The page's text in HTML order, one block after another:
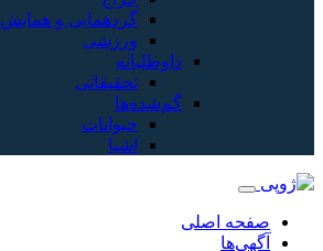
گردهمایی و همایش
ورزشی
داوطلبانه
تحقیقاتی
گم‌شده‌ها
حیوانات
اشیا
صفحه اصلی
آگهی‌ها